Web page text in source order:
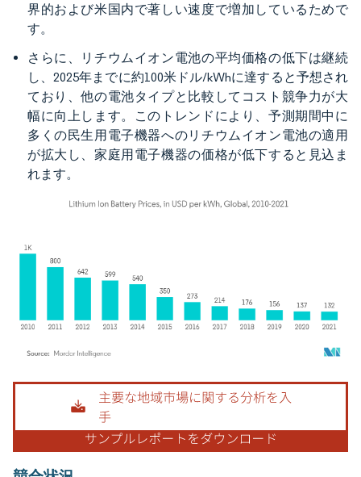
界的および米国内で著しい速度で増加しているためで
す。
さらに、リチウムイオン電池の平均価格の低下は継続
し、2025年までに約100米ドル/kWhに達すると予想され
ており、他の電池タイプと比較してコスト競争力が大
幅に向上します。このトレンドにより、予測期間中に
多くの民生用電子機器へのリチウムイオン電池の適用
が拡大し、家庭用電子機器の価格が低下すると見込ま
れます。
画像 © Mordor Intelligence。再利用にはCC BY 4.0の表示が必要です。